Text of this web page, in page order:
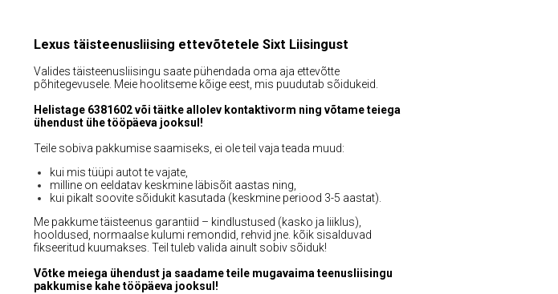
Lexus täisteenusliising ettevõtetele Sixt Liisingust
Valides täisteenusliisingu saate pühendada oma aja ettevõtte
põhitegevusele. Meie hoolitseme kõige eest, mis puudutab sõidukeid.
Helistage 6381602 või täitke allolev kontaktivorm ning võtame teiega
ühendust ühe tööpäeva jooksul!
Teile sobiva pakkumise saamiseks, ei ole teil vaja teada muud:
kui mis tüüpi autot te vajate,
milline on eeldatav keskmine läbisõit aastas ning,
kui pikalt soovite sõidukit kasutada (keskmine periood 3-5 aastat).
Me pakkume täisteenus garantiid – kindlustused (kasko ja liiklus),
hooldused, normaalse kulumi remondid, rehvid jne. kõik sisalduvad
fikseeritud kuumakses. Teil tuleb valida ainult sobiv sõiduk!
Võtke meiega ühendust ja saadame teile mugavaima teenusliisingu
pakkumise kahe tööpäeva jooksul!